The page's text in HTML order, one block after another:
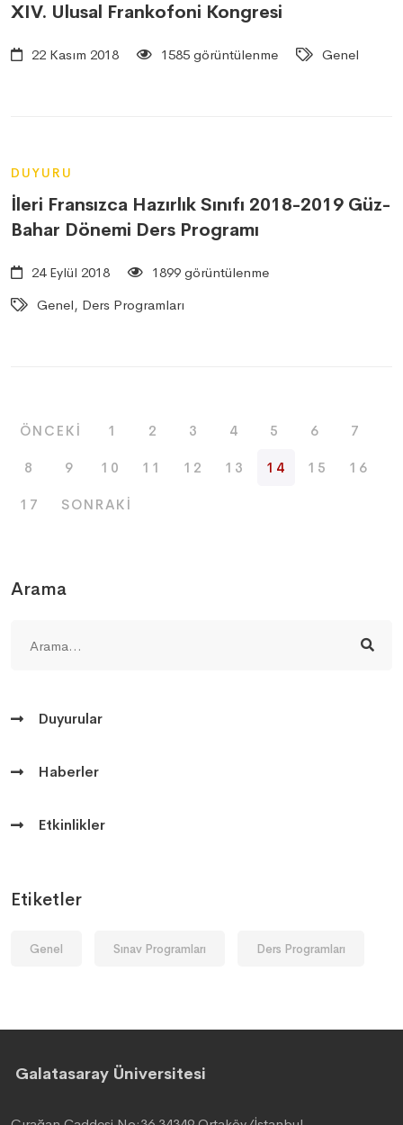
Arama
Duyurular
Haberler
Etkinlikler
Etiketler
Genel Sınav Programları Ders Programları
XIV. Ulusal Frankofoni Kongresi
22 Kasım 2018 1585 görüntülenme Genel
DUYURU
İleri Fransızca Hazırlık Sınıfı 2018-2019 Güz-
Bahar Dönemi Ders Programı
24 Eylül 2018
1899 görüntülenme
Genel, Ders Programları
ÖNCEKI 1 2 3 4 5 6 7
8 9 10 11 12 13 14 15 16
17 SONRAKI
Galatasaray Üniversitesi